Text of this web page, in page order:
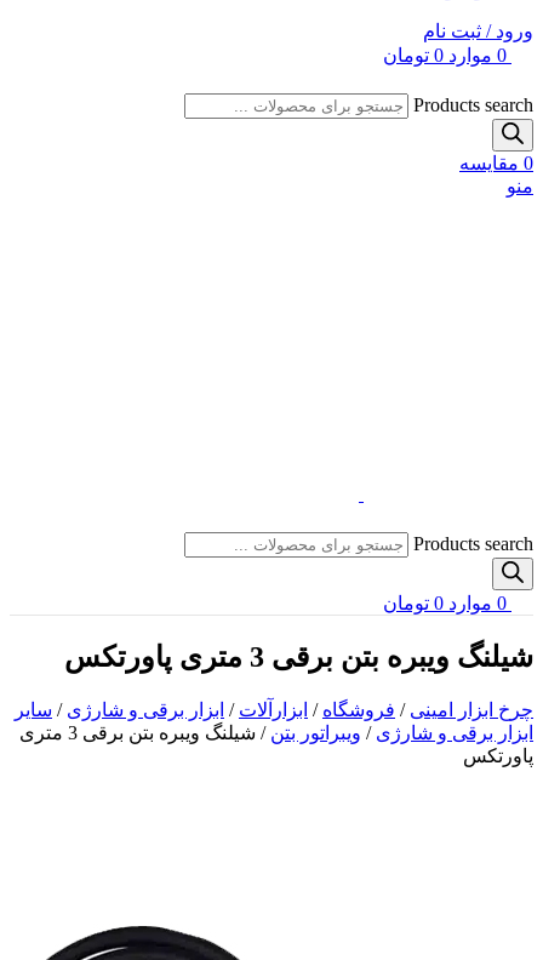
ورود / ثبت نام
0 موارد 0 تومان
Products search
0 مقایسه
منو
Products search
0 موارد 0 تومان
شیلنگ ویبره بتن برقی 3 متری پاورتکس
چرخ ابزار امینی / فروشگاه / ابزارآلات / ابزار برقی و شارژی / سایر
ابزار برقی و شارژی / ویبراتور بتن /
شیلنگ ویبره بتن برقی 3 متری
پاورتکس